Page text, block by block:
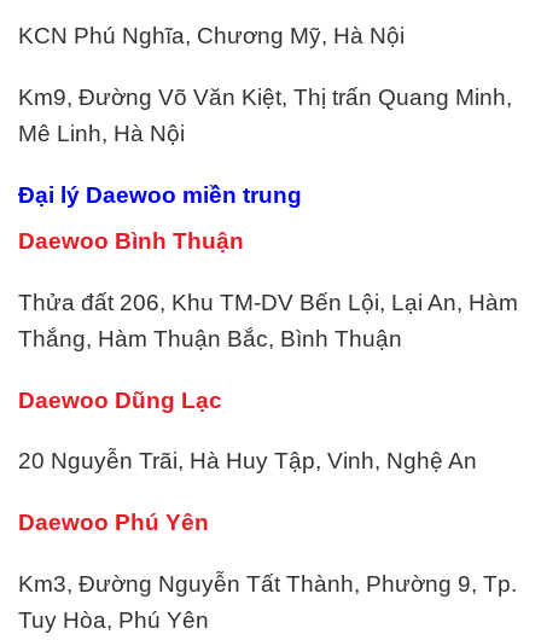
KCN Phú Nghĩa, Chương Mỹ, Hà Nội
Km9, Đường Võ Văn Kiệt, Thị trấn Quang Minh,
Mê Linh, Hà Nội
Đại lý Daewoo miền trung
Daewoo Bình Thuận
Thửa đất 206, Khu TM-DV Bến Lội, Lại An, Hàm
Thắng, Hàm Thuận Bắc, Bình Thuận
Daewoo Dũng Lạc
20 Nguyễn Trãi, Hà Huy Tập, Vinh, Nghệ An
Daewoo Phú Yên
Km3, Đường Nguyễn Tất Thành, Phường 9, Tp.
Tuy Hòa, Phú Yên